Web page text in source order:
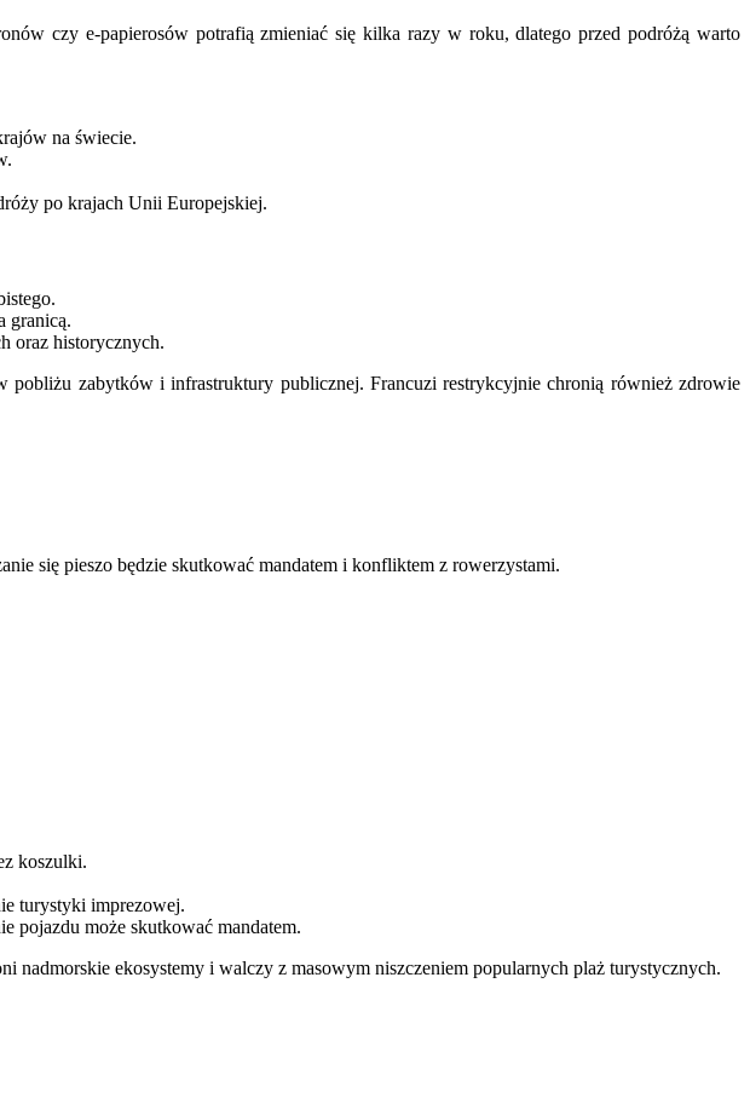
czy e-papierosów potrafią zmieniać się kilka razy w roku, dlatego przed podróżą warto
na świecie.
po krajach Unii Europejskiej.
granicą.
oraz historycznych.
pobliżu zabytków i infrastruktury publicznej. Francuzi restrykcyjnie chronią również zdrowie
się pieszo będzie skutkować mandatem i konfliktem z rowerzystami.
koszulki.
turystyki imprezowej.
pojazdu może skutkować mandatem.
nadmorskie ekosystemy i walczy z masowym niszczeniem popularnych plaż turystycznych.